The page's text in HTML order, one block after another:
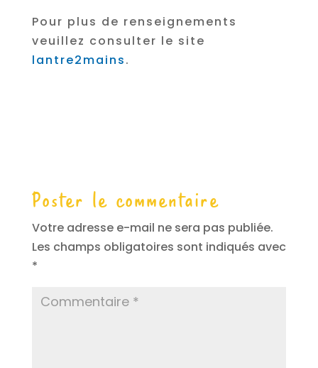
Pour plus de renseignements
veuillez consulter le site
lantre2mains.
Poster le commentaire
Votre adresse e-mail ne sera pas publiée.
Les champs obligatoires sont indiqués avec
*